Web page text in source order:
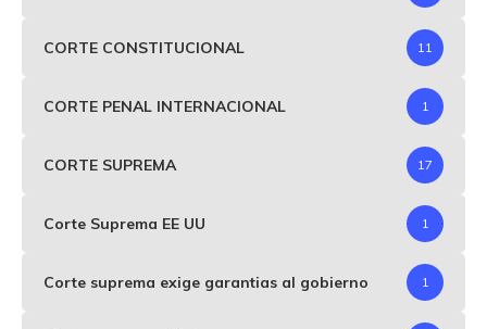
CORTE CONSTITUCIONAL 11
CORTE PENAL INTERNACIONAL 1
CORTE SUPREMA 17
Corte Suprema EE UU 1
Corte suprema exige garantias al gobierno 1